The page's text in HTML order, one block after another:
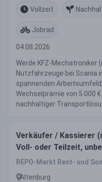
Vollzeit
Jobrad
04.08.2026
Werde KFZ-
Nutzfahrzeuge bei Scania
spannenden
Wechselprämie von 5.000
nachhaltiger
Verkäufer / Kassierer
Voll- oder Teilzeit,
REPO-Markt Rest- und
Altenburg